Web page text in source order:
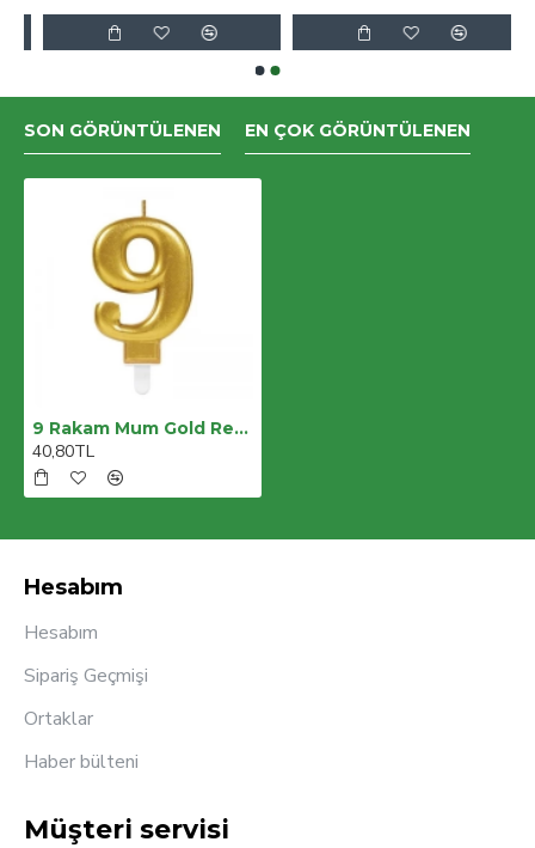
SON GÖRÜNTÜLENEN EN ÇOK GÖRÜNTÜLENEN
9 Rakam Mum Gold Renk
40,80TL
Hesabım
Hesabım
Sipariş Geçmişi
Ortaklar
Haber bülteni
Müşteri servisi